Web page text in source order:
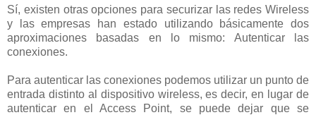
Sí, existen otras opciones para securizar las redes Wireless
y las empresas han estado utilizando básicamente dos
aproximaciones basadas en lo mismo: Autenticar las
conexiones.
Para autenticar las conexiones podemos utilizar un punto de
entrada distinto al dispositivo wireless, es decir, en lugar de
autenticar en el Access Point, se puede dejar que se